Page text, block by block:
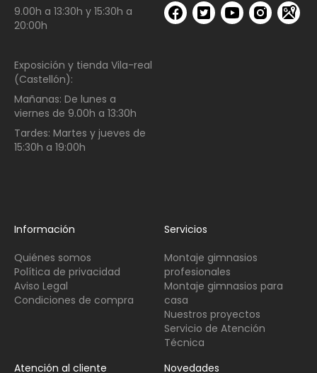
9.00h a 13:30h y 15:30h a
20:00h
Exposición y tienda Vila-real
(Castellón):
Mañanas: De lunes a
viernes de 9.00h a 13:30h
Tardes: Martes y jueves de
15:30h a 19:00h
Información
Quiénes somos
Política de privacidad
Aviso Legal
Condiciones de compra
Servicios
Montaje gimnasios
profesionales
Montaje gimnasios para
casa
Nuestros proyectos
Servicio de Atención
Técnica
Atención al cliente
Novedades